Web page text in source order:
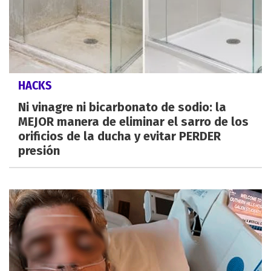
HACKS
Ni vinagre ni bicarbonato de sodio: la
MEJOR manera de eliminar el sarro de los
orificios de la ducha y evitar PERDER
presión